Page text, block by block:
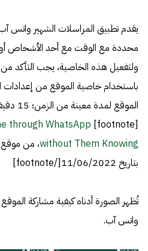
يقدم تطبيق المراسلات الشهير واتس
محددة مع الوقت مع أحد الأشخاص أو
ولتفعيل هذه الخاصية، يجب التأكد
باستخدام خاصية الموقع من إعدادات
[footnote]
through WhatsApp
without Them Knowing
بتاريخ 11/06/2022[/footnote]
تُظهر الصورة أدناه كيفية مشاركة
واتس آب.